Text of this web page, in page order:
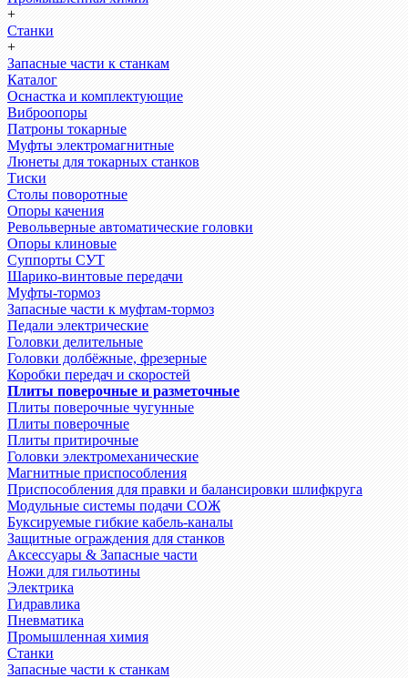
+
Станки
+
Запасные части к станкам
Каталог
Оснастка и комплектующие
Виброопоры
Патроны токарные
Муфты электромагнитные
Люнеты для токарных станков
Тиски
Столы поворотные
Опоры качения
Револьверные автоматические головки
Опоры клиновые
Суппорты СУТ
Шарико-винтовые передачи
Муфты-тормоз
Запасные части к муфтам-тормоз
Педали электрические
Головки делительные
Головки долбёжные, фрезерные
Коробки передач и скоростей
Плиты поверочные и разметочные
Плиты поверочные чугунные
Плиты поверочные
Плиты притирочные
Головки электромеханические
Магнитные приспособления
Приспособления для правки и балансировки шлифкруга
Модульные системы подачи СОЖ
Буксируемые гибкие кабель-каналы
Защитные ограждения для станков
Аксессуары & Запасные части
Ножи для гильотины
Электрика
Гидравлика
Пневматика
Промышленная химия
Станки
Запасные части к станкам